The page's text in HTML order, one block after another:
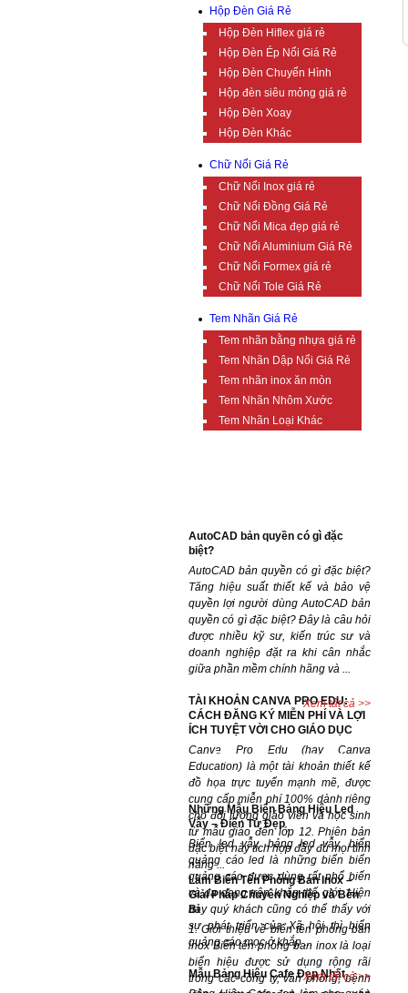
Hộp Đèn Giá Rẻ
Hộp Đèn Hiflex giá rẻ
Hộp Đèn Ép Nổi Giá Rẻ
Hộp Đèn Chuyển Hình
Hộp đèn siêu mỏng giá rẻ
Hộp Đèn Xoay
Hộp Đèn Khác
Chữ Nổi Giá Rẻ
Chữ Nổi Inox giá rẻ
Chữ Nổi Đồng Giá Rẻ
Chữ Nổi Mica đẹp giá rẻ
Chữ Nổi Aluminium Giá Rẻ
Chữ Nổi Formex giá rẻ
Chữ Nổi Tole Giá Rẻ
Tem Nhãn Giá Rẻ
Tem nhãn bằng nhựa giá rẻ
Tem Nhãn Dập Nổi Giá Rẻ
Tem nhãn inox ăn mòn
Tem Nhãn Nhôm Xước
Tem Nhãn Loại Khác
AutoCAD bản quyền có gì đặc
biệt?
AutoCAD bản quyền có gì đặc biệt?
Tăng hiệu suất thiết kế và bảo vệ
quyền lợi người dùng AutoCAD bản
quyền có gì đặc biệt? Đây là câu hỏi
được nhiều kỹ sư, kiến trúc sư và
doanh nghiệp đặt ra khi cân nhắc
giữa phần mềm chính hãng và ...
TÀI KHOẢN CANVA PRO EDU:
CÁCH ĐĂNG KÝ MIỄN PHÍ VÀ LỢI
ÍCH TUYỆT VỜI CHO GIÁO DỤC
Canva Pro Edu (hay Canva
Education) là một tài khoản thiết kế
đồ họa trực tuyến mạnh mẽ, được
cung cấp miễn phí 100% dành riêng
cho đối tượng giáo viên và học sinh
từ mẫu giáo đến lớp 12. Phiên bản
đặc biệt này tích hợp đầy đủ mọi tính
năng ...
Làm Biển Tên Phòng Ban Inox –
Giải Pháp Chuyên Nghiệp và Bền
Bỉ
1. Giới thiệu về biển tên phòng ban
inox Biển tên phòng ban inox là loại
biển hiệu được sử dụng rộng rãi
trong các công ty, văn phòng, bệnh
Xem tất cả >>
Dự án đã hoàn thành
Những Mẫu Biển Bảng Hiệu Led
Vẫy – Điện Tử Đẹp
Biển led vẫy, bảng led vẫy, biển
quảng cáo led là những biển biển
quảng cáo được dùng rất phổ biến
và đa dạng trên khắp thế giới. Hiện
nay quý khách cũng có thể thấy với
sự phát triển của Xã hội thì biển
quảng cáo mọc ở khắp ...
Mẫu Bảng Hiệu Cafe Đẹp Nhất
Xem tất cả >>